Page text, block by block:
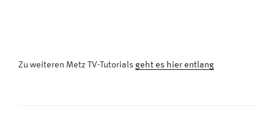
Zu weiteren Metz TV-Tutorials geht es hier entlang